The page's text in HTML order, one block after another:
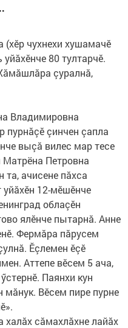
чухнехи хушамачӗ
80 тултарчӗ.
çуралнă,
Владимировна
пурнăçӗ çинчен çапла
выçă вилес мар тесе
Матрёна Петровна
ачисене пăхса
уйăхӗн 12-мӗшӗнче
облаçӗн
ялӗнче пытарнă. Анне
Фермăра пăрусем
Ӗçлемен ӗçӗ
Аттепе вӗсем 5 ача,
Паянхи кун
мăнук. Вӗсем пире пурне
сăмахлăхне лайăх